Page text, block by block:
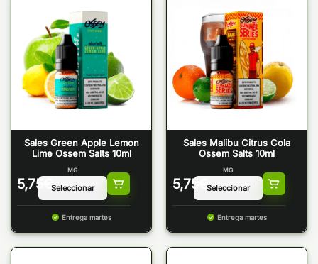
Sales Green Apple Lemon
Lime Ossem Salts 10ml
5,75 €
MG
Entrega martes
Sales Malibu Citrus Cola
Ossem Salts 10ml
5,75 €
MG
Entrega martes